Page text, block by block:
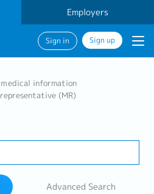
Employers
Sign in Sign up
ｍedical information
representative (MR)
Advanced Search